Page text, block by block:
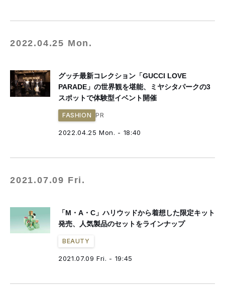
2022.04.25 Mon.
グッチ最新コレクション「GUCCI LOVE
PARADE」の世界観を堪能、ミヤシタパークの3
スポットで体験型イベント開催
FASHION PR
2022.04.25 Mon. - 18:40
2021.07.09 Fri.
「M・A・C」ハリウッドから着想した限定キット
発売、人気製品のセットをラインナップ
BEAUTY
2021.07.09 Fri. - 19:45